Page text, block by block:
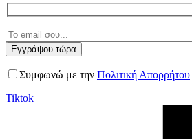
Συμφωνώ με την Πολιτική Απορρήτου
Tiktok